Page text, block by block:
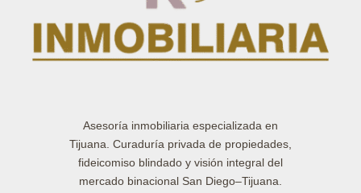
Asesoría inmobiliaria especializada en
Tijuana. Curaduría privada de propiedades,
fideicomiso blindado y visión integral del
mercado binacional San Diego–Tijuana.